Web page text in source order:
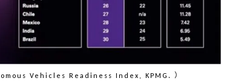
Vehicles Readiness Index, KPMG. ）